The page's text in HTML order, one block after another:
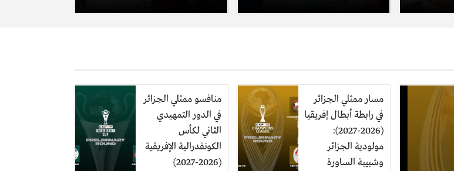
مسار ممثلي الجزائر
في رابطة أبطال إفريقيا
(2026-2027):
مولودية الجزائر
وشبيبة الساورة
منافسو ممثلي الجزائر
في الدور التمهيدي
الثاني لكأس
الكونفدرالية الإفريقية
(2026-2027)